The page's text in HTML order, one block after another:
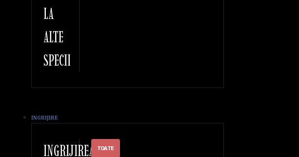
LA
ALTE
SPECII
INGRIJIRE
INGRIJIREA TOATE